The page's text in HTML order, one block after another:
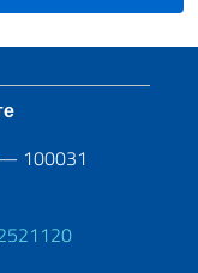
100031